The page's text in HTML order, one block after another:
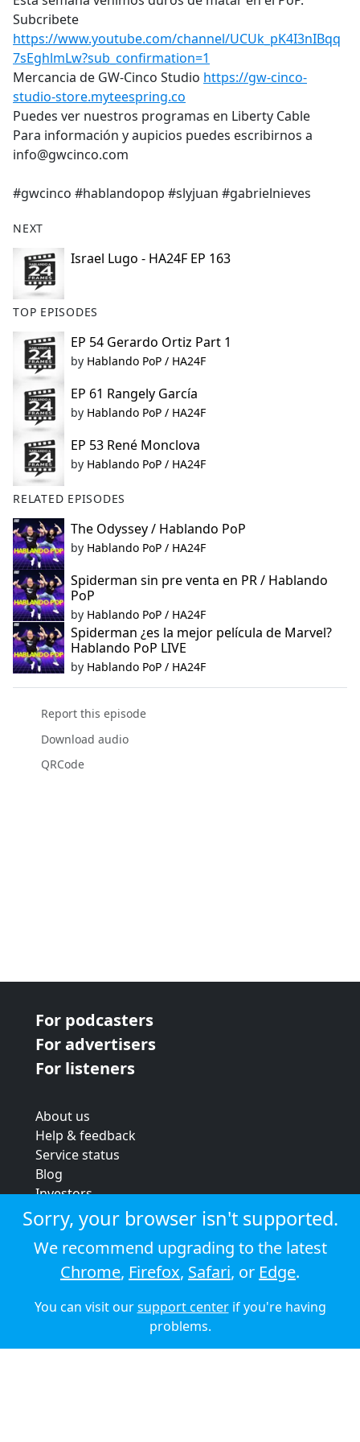
b
o
o
k
Subcribete
https://www.youtube.com/channel/UCUk_pK4I3nIBqq
7sEghlmLw?sub_confirmation=1
Mercancia de GW-Cinco Studio https://gw-cinco-
studio-store.myteespring.co
Puedes ver nuestros programas en Liberty Cable
Para información y aupicios puedes escribirnos a
info@gwcinco.com
#gwcinco #hablandopop #slyjuan #gabrielnieves
NEXT
Israel Lugo - HA24F EP 163
TOP EPISODES
EP 54 Gerardo Ortiz Part 1
by Hablando PoP / HA24F
EP 61 Rangely García
by Hablando PoP / HA24F
EP 53 René Monclova
by Hablando PoP / HA24F
RELATED EPISODES
The Odyssey / Hablando PoP
by Hablando PoP / HA24F
Spiderman sin pre venta en PR / Hablando
PoP
by Hablando PoP / HA24F
Spiderman ¿es la mejor película de Marvel?
Hablando PoP LIVE
by Hablando PoP / HA24F
Report this episode
Download audio
QRCode
For podcasters
For advertisers
For listeners
About us
Help & feedback
Service status
Blog
Investors
Strategic review
Terms & conditions
Privacy policy
Cookie policy
© 2026 Audioboom
Sorry, your browser isn't supported.
We recommend upgrading to the latest
Chrome, Firefox, Safari, or Edge.
You can visit oursupport centerif you're having
problems.